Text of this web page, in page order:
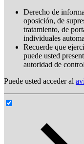
Derecho de
oposición, de
tratamiento, de
individuales
Recuerde que
puede usted
autoridad de
Puede usted acceder al